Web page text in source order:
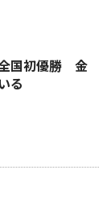
国初優勝 金
る